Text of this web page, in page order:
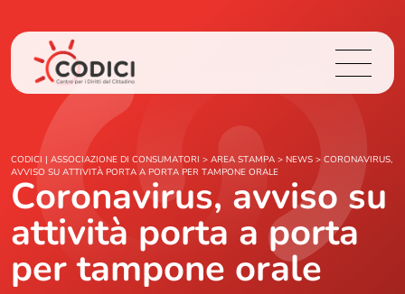
Chi Siamo
Cosa Facciamo
Area Stampa
CODICI | ASSOCIAZIONE DI CONSUMATORI > AREA STAMPA > NEWS > CORONAVIRUS,
AVVISO SU ATTIVITÀ PORTA A PORTA PER TAMPONE ORALE
Coronavirus, avviso su
attività porta a porta
per tampone orale